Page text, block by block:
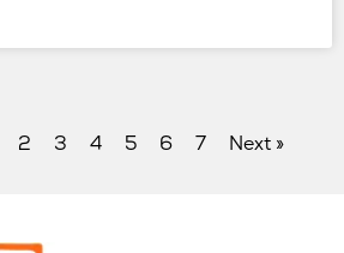
2 3 4 5 6 7 Next »